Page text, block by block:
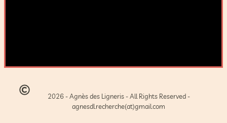
2026 - Agnès des Ligneris - All Rights Reserved -
agnesdl.recherche(at)gmail.com